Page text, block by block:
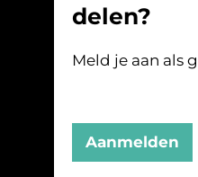
delen?
Meld je aan als
Aanmelden